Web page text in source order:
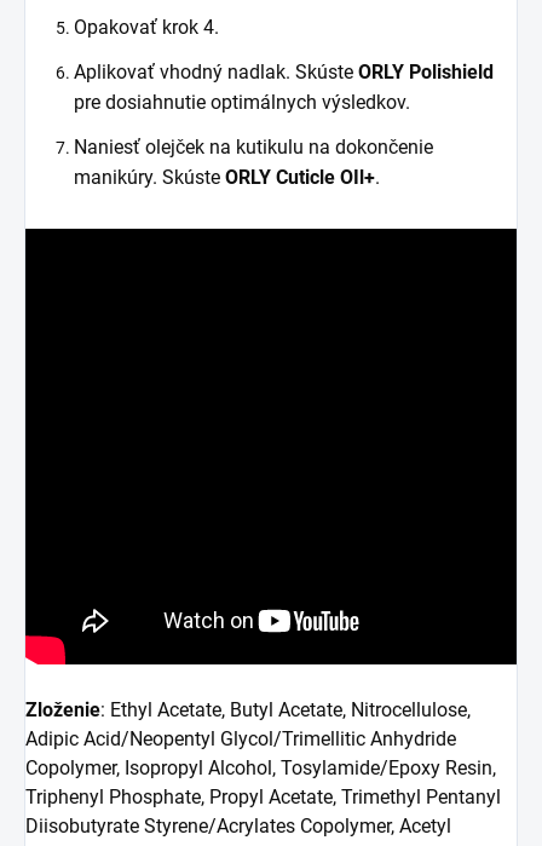
Opakovať krok 4.
Aplikovať vhodný nadlak. Skúste ORLY Polishield
pre dosiahnutie optimálnych výsledkov.
Naniesť olejček na kutikulu na dokončenie
manikúry. Skúste ORLY Cuticle OIl+.
Zloženie: Ethyl Acetate, Butyl Acetate, Nitrocellulose,
Adipic Acid/Neopentyl Glycol/Trimellitic Anhydride
Copolymer, Isopropyl Alcohol, Tosylamide/Epoxy Resin,
Triphenyl Phosphate, Propyl Acetate, Trimethyl Pentanyl
Diisobutyrate Styrene/Acrylates Copolymer, Acetyl